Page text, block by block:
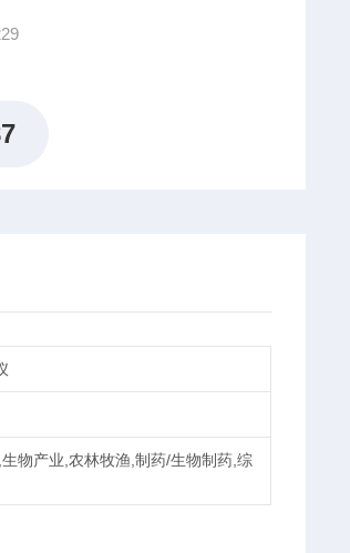
物产业,农林牧渔,制药/生物制药,综